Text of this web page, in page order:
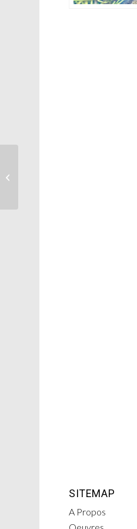
SITEMAP
A Propos
Oeuvres